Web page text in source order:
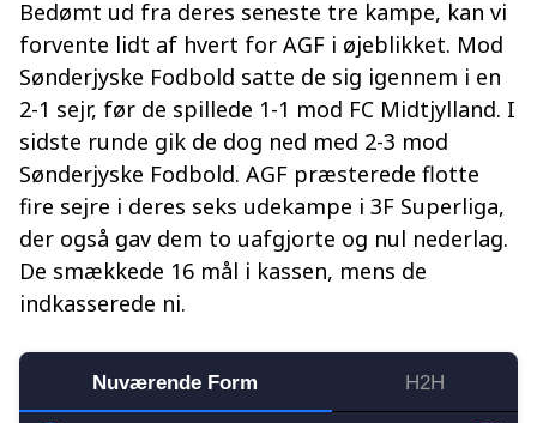
Bedømt ud fra deres seneste tre kampe, kan vi
forvente lidt af hvert for AGF i øjeblikket. Mod
Sønderjyske Fodbold satte de sig igennem i en
2-1 sejr, før de spillede 1-1 mod FC Midtjylland. I
sidste runde gik de dog ned med 2-3 mod
Sønderjyske Fodbold. AGF præsterede flotte
fire sejre i deres seks udekampe i 3F Superliga,
der også gav dem to uafgjorte og nul nederlag.
De smækkede 16 mål i kassen, mens de
indkasserede ni.